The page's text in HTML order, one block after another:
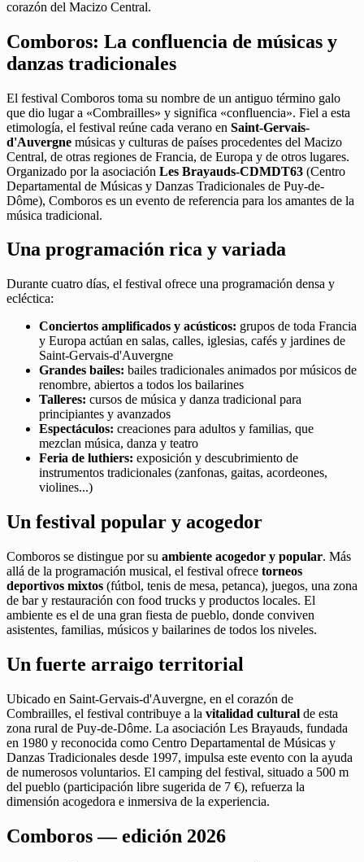
corazón del Macizo Central.
Comboros: La confluencia de músicas y
danzas tradicionales
El festival Comboros toma su nombre de un antiguo término galo
que dio lugar a «Combrailles» y significa «confluencia». Fiel a esta
etimología, el festival reúne cada verano en Saint-Gervais-
d'Auvergne músicas y culturas de países procedentes del Macizo
Central, de otras regiones de Francia, de Europa y de otros lugares.
Organizado por la asociación Les Brayauds-CDMDT63 (Centro
Departamental de Músicas y Danzas Tradicionales de Puy-de-
Dôme), Comboros es un evento de referencia para los amantes de la
música tradicional.
Una programación rica y variada
Durante cuatro días, el festival ofrece una programación densa y
ecléctica:
Conciertos amplificados y acústicos: grupos de toda Francia
y Europa actúan en salas, calles, iglesias, cafés y jardines de
Saint-Gervais-d'Auvergne
Grandes bailes: bailes tradicionales animados por músicos de
renombre, abiertos a todos los bailarines
Talleres: cursos de música y danza tradicional para
principiantes y avanzados
Espectáculos: creaciones para adultos y familias, que
mezclan música, danza y teatro
Feria de luthiers: exposición y descubrimiento de
instrumentos tradicionales (zanfonas, gaitas, acordeones,
violines...)
Un festival popular y acogedor
Comboros se distingue por su ambiente acogedor y popular. Más
allá de la programación musical, el festival ofrece torneos
deportivos mixtos (fútbol, tenis de mesa, petanca), juegos, una zona
de bar y restauración con food trucks y productos locales. El
ambiente es el de una gran fiesta de pueblo, donde conviven
asistentes, familias, músicos y bailarines de todos los niveles.
Un fuerte arraigo territorial
Ubicado en Saint-Gervais-d'Auvergne, en el corazón de
Combrailles, el festival contribuye a la vitalidad cultural de esta
zona rural de Puy-de-Dôme. La asociación Les Brayauds, fundada
en 1980 y reconocida como Centro Departamental de Músicas y
Danzas Tradicionales desde 1997, impulsa este evento con la ayuda
de numerosos voluntarios. El camping del festival, situado a 500 m
del pueblo (participación libre sugerida de 7 €), refuerza la
dimensión acogedora e inmersiva de la experiencia.
Comboros — edición 2026